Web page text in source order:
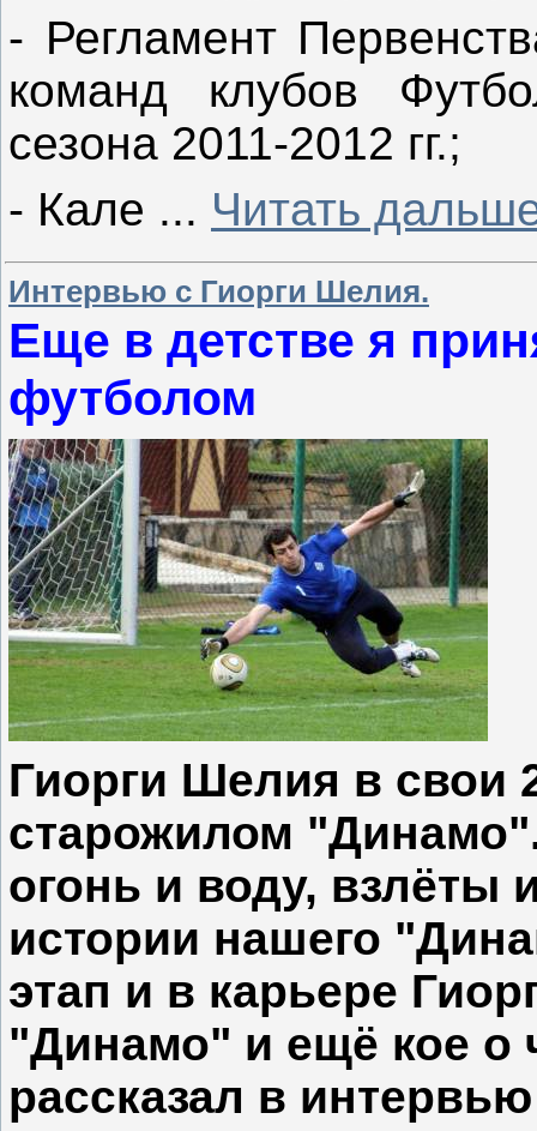
- Регламент
команд клубов
сезона 2011-2012 гг.;
- Кале ... Читать
Интервью с Гиорги Шелия.
Еще в детстве я
футболом
Гиорги Шелия в свои
старожилом
огонь и воду, взлёты
истории нашего
этап и в карьере
"Динамо" и ещё кое
рассказал в